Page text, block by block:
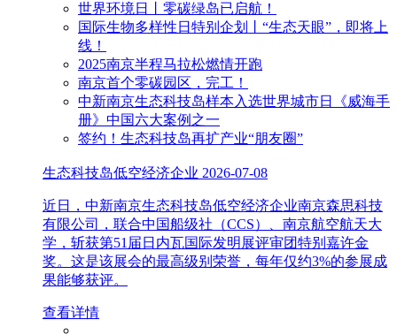
世界环境日丨零碳绿岛已启航！
国际生物多样性日特别企划丨“生态天眼”，即将上
线！
2025南京半程马拉松燃情开跑
南京首个零碳园区，完工！
中新南京生态科技岛样本入选世界城市日《威海手
册》中国六大案例之一
签约！生态科技岛再扩产业“朋友圈”
生态科技岛低空经济企业 2026-07-08
近日，中新南京生态科技岛低空经济企业南京森思科技
有限公司，联合中国船级社（CCS）、南京航空航天大
学，斩获第51届日内瓦国际发明展评审团特别嘉许金
奖。这是该展会的最高级别荣誉，每年仅约3%的参展成
果能够获评。
查看详情